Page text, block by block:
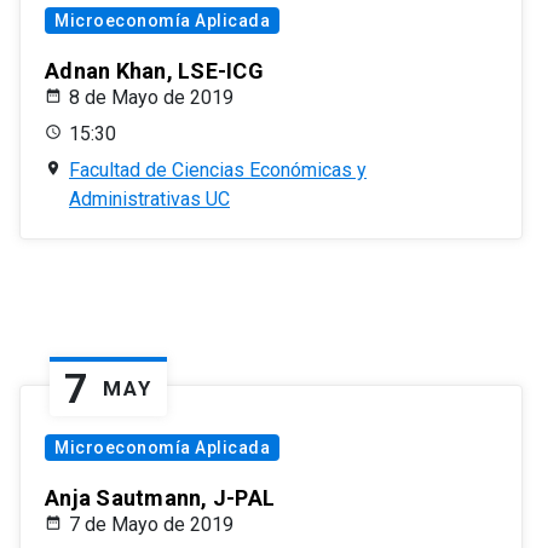
Microeconomía Aplicada
Adnan Khan, LSE-ICG
8 de Mayo de 2019
15:30
Facultad de Ciencias Económicas y
Administrativas UC
7 MAY
Microeconomía Aplicada
Anja Sautmann, J-PAL
7 de Mayo de 2019